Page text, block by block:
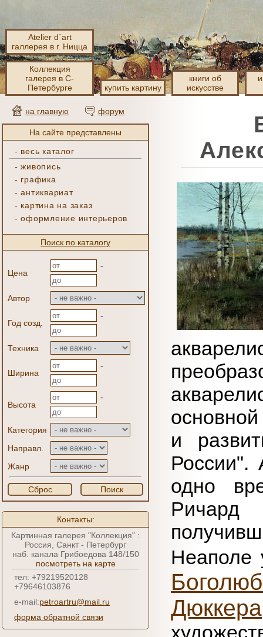
Atelier d´art
галлерея в г. Ницца
Коллекция
галерея в С-
Петербурге
купить картину
книги об
искусстве
на главную форум
На сайте представлены
- весь каталог
-живопись
- графика
-антиквариат
- картина на заказ
-оформление интерьеров
Поиск по каталогу
Цена
-
Автор
Год созд.
-
Техника
Ширина
-
Высота
-
Категория
Направл.
Жанр
Сброс Поиск
Контакты:
Картинная галерея "Коллекция" :
Россия, Санкт - Петербург
наб. канала Грибоедова 148/150
посмотреть на карте
тел: +79219520128
+79646103876
e-mail:petroartru@mail.ru
форма обратной связи
и
России".
одно
Ричард
Дюккера